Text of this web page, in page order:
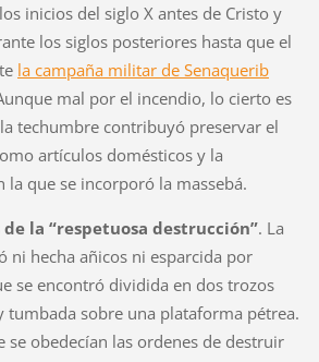
inicios del siglo X antes de Cristo y
los siglos posteriores hasta que el
la campaña militar de Senaquerib
mal por el incendio, lo cierto es
techumbre contribuyó preservar el
artículos domésticos y la
la que se incorporó la massebá.
la “respetuosa destrucción”. La
ni hecha añicos ni esparcida por
se encontró dividida en dos trozos
tumbada sobre una plataforma pétrea.
se obedecían las ordenes de destruir